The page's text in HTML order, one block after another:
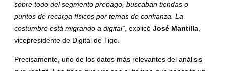
sobre todo del segmento prepago, buscaban tiendas o
puntos de recarga físicos por temas de confianza. La
costumbre está migrando a digital” , explicó José Mantilla
vicepresidente de Digital de Tigo.
Precisamente, uno de los datos más relevantes del análisis